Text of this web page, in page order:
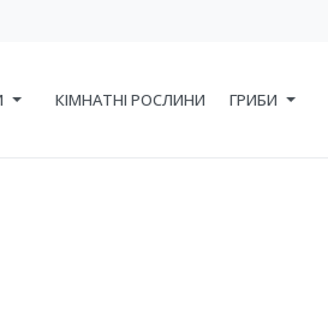
КІМНАТНІ РОСЛИНИ ГРИБИ